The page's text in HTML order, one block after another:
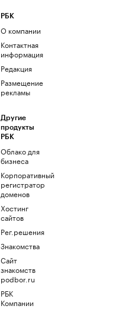
РБК
О компании
Контактная
информация
Редакция
Размещение
рекламы
Другие
продукты
РБК
Облако для
бизнеса
Корпоративный
регистратор
доменов
Хостинг
сайтов
Рег.решения
Знакомства
Сайт
знакомств
podbor.ru
РБК
Компании